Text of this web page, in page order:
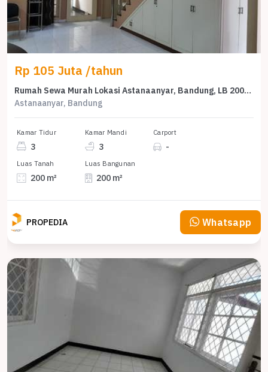
Rp 105 Juta /tahun
Rumah Sewa Murah Lokasi Astanaanyar, Bandung, LB 200m²
Astanaanyar, Bandung
Kamar Tidur
3
Kamar Mandi
3
Carport
-
Luas Tanah
200 m²
Luas Bangunan
200 m²
PROPEDIA Whatsapp